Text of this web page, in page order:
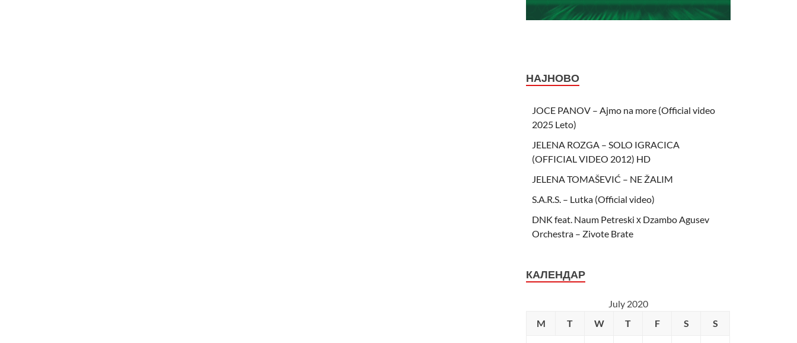
НАЈНОВО
JOCE PANOV – Ajmo na more (Official video
2025 Leto)
JELENA ROZGA – SOLO IGRACICA
(OFFICIAL VIDEO 2012) HD
JELENA TOMAŠEVIĆ – NE ŽALIM
S.A.R.S. – Lutka (Official video)
DNK feat. Naum Petreski х Dzambo Agusev
Orchestra – Zivote Brate
КАЛЕНДАР
July 2020
M
T W T F S S